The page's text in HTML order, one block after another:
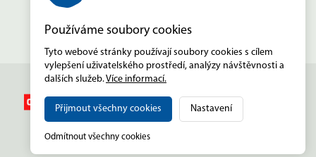
Copyright © 2026,
Používáme soubory cookies
Tyto webové stránky používají soubory cookies s cílem
vylepšení uživatelského prostředí, analýzy návštěvnosti a
dalších služeb.Více informací.
Přijmout všechny cookies Nastavení
Odmítnout všechny cookies